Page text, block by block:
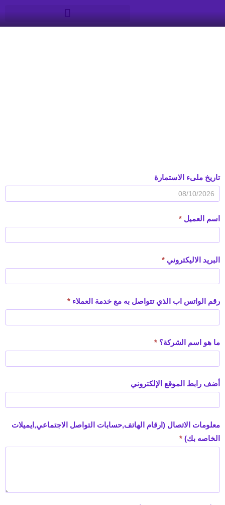
إلى
استمارة
المحتوى
تاريخ ملىء الاستمارة
اسم العميل *
البريد الاليكتروني *
رقم الواتس اب الذي تتواصل به مع خدمة العملاء *
ما هو اسم الشركة؟ *
أضف رابط الموقع الإلكتروني
معلومات الاتصال (ارقام الهاتف,حسابات التواصل الاجتماعي,ايميلات
الخاصه بك) *